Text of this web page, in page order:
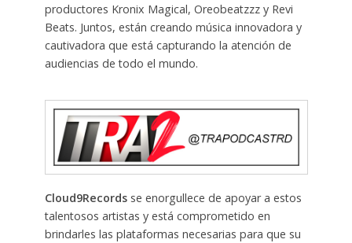
productores Kronix Magical, Oreobeatzzz y Revi
Beats. Juntos, están creando música innovadora y
cautivadora que está capturando la atención de
audiencias de todo el mundo.
Cloud9Records se enorgullece de apoyar a estos
talentosos artistas y está comprometido en
brindarles las plataformas necesarias para que su